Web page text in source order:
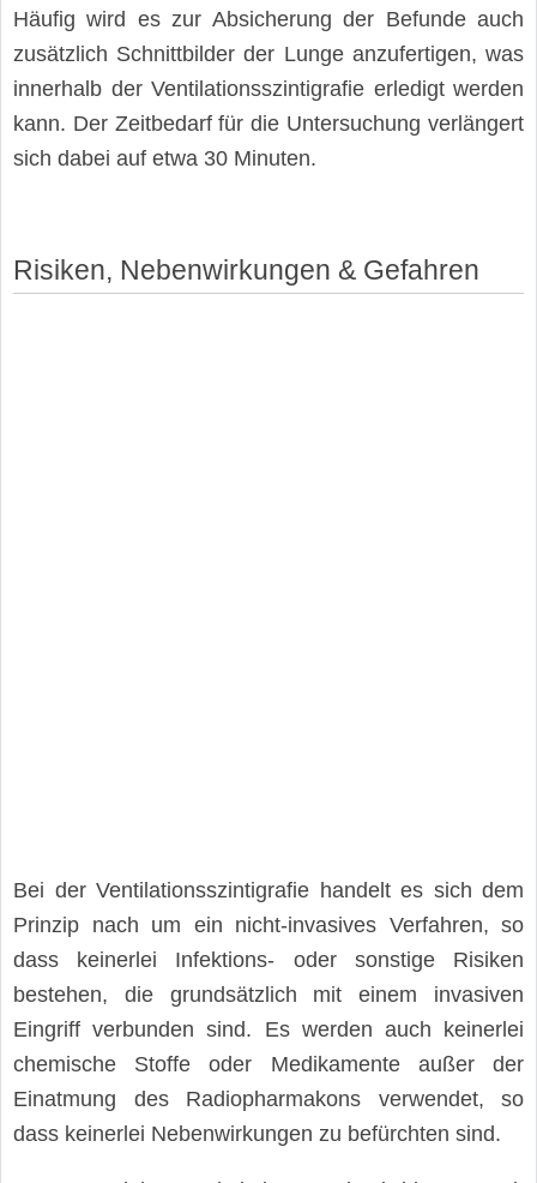
Häufig wird es zur Absicherung der Befunde auch
zusätzlich Schnittbilder der Lunge anzufertigen, was
innerhalb der Ventilationsszintigrafie erledigt werden
kann. Der Zeitbedarf für die Untersuchung verlängert
sich dabei auf etwa 30 Minuten.
Risiken, Nebenwirkungen & Gefahren
Bei der Ventilationsszintigrafie handelt es sich dem
Prinzip nach um ein nicht-invasives Verfahren, so
dass keinerlei Infektions- oder sonstige Risiken
bestehen, die grundsätzlich mit einem invasiven
Eingriff verbunden sind. Es werden auch keinerlei
chemische Stoffe oder Medikamente außer der
Einatmung des Radiopharmakons verwendet, so
dass keinerlei Nebenwirkungen zu befürchten sind.